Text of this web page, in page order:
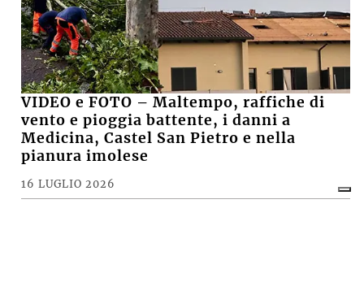
VIDEO e FOTO – Maltempo, raffiche di
vento e pioggia battente, i danni a
Medicina, Castel San Pietro e nella
pianura imolese
16 LUGLIO 2026